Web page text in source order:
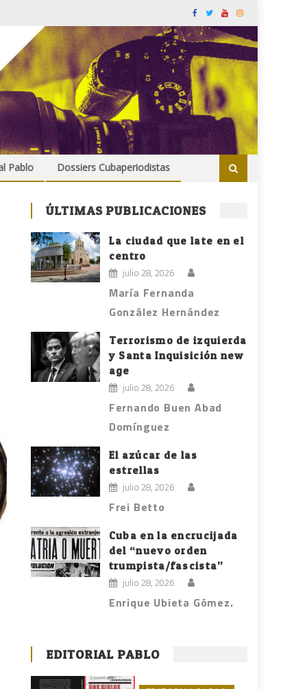
Pablo Dossiers Cubaperiodistas
ÚLTIMAS PUBLICACIONES
La ciudad que late en el
centro
julio 28, 2026
María Fernanda
González Hernández
Terrorismo de izquierda
y Santa Inquisición new
age
julio 28, 2026
Fernando Buen Abad
Domínguez
El azúcar de las
estrellas
julio 28, 2026
Frei Betto
Cuba en la encrucijada
del “nuevo orden
trumpista/fascista”
julio 28, 2026
Enrique Ubieta Gómez.
EDITORIAL PABLO